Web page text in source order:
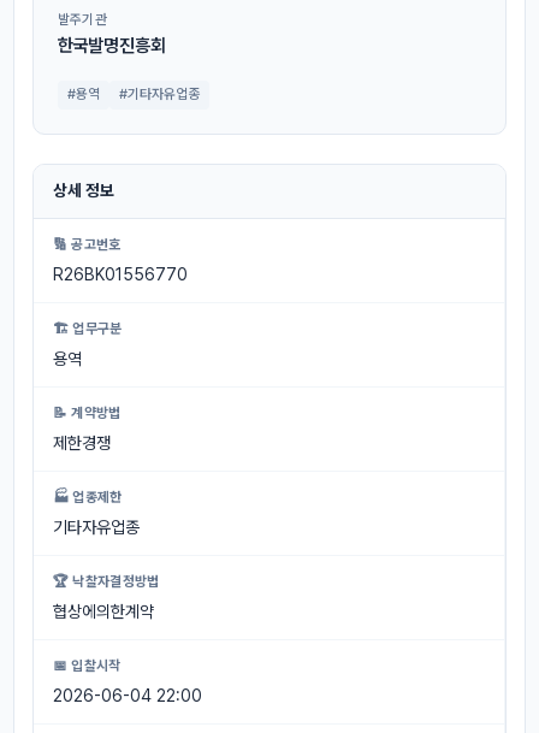
발주기관
한국발명진흥회
#용역 #기타자유업종
상세 정보
🔢 공고번호
R26BK01556770
🏗 업무구분
용역
📝 계약방법
제한경쟁
🏭 업종제한
기타자유업종
🏆 낙찰자결정방법
협상에의한계약
📅 입찰시작
2026-06-04 22:00